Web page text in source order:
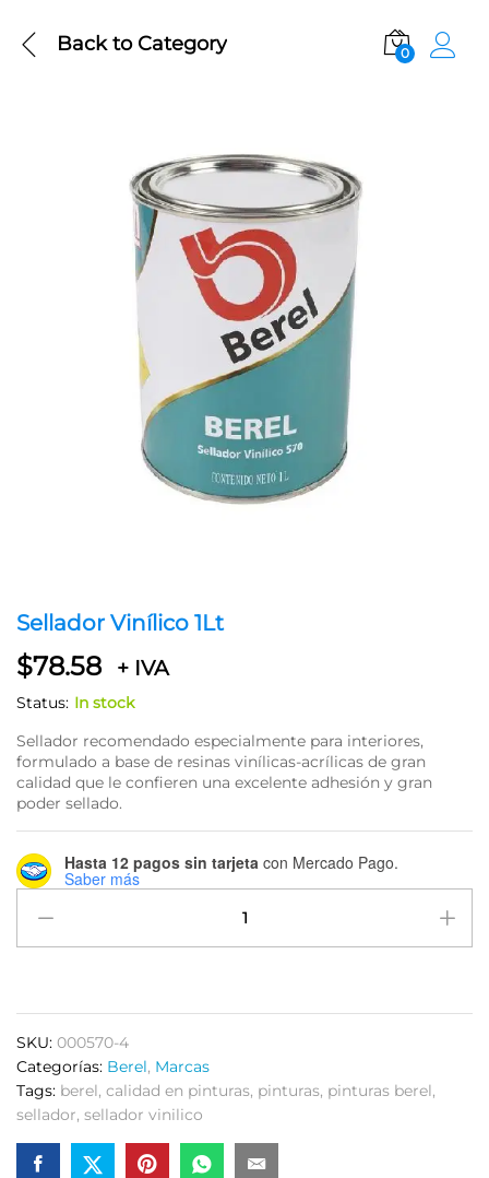
Back toCategory 0
Sellador Vinílico 1Lt
$78.58 + IVA
Status: In stock
Sellador recomendado especialmente para interiores,
formulado a base de resinas vinílicas-acrílicas de gran
calidad que le confieren una excelente adhesión y gran
poder sellado.
Hasta 12 pagos sin tarjeta con Mercado Pago.
Saber más
Vinílico
1Lt
SKU: 000570-4
Categorías: Berel, Marcas
Tags: berel, calidad en pinturas, pinturas, pinturas berel,
sellador, sellador vinilico